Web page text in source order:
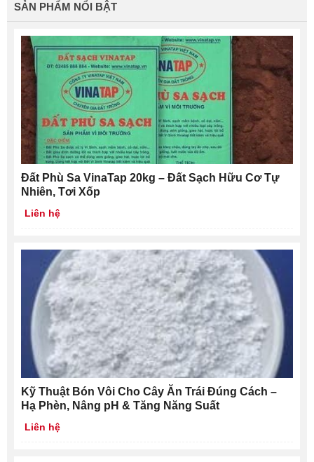
SẢN PHẨM NỔI BẬT
Đất Phù Sa VinaTap 20kg – Đất Sạch Hữu Cơ Tự
Nhiên, Tơi Xốp
Liên hệ
Kỹ Thuật Bón Vôi Cho Cây Ăn Trái Đúng Cách –
Hạ Phèn, Nâng pH & Tăng Năng Suất
Liên hệ